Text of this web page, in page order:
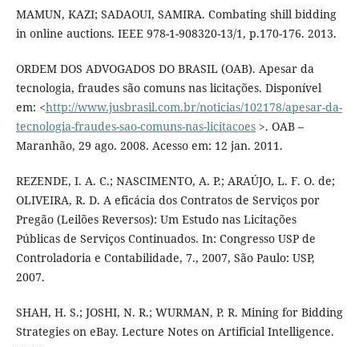
MAMUN, KAZI; SADAOUI, SAMIRA. Combating shill bidding
in online auctions. IEEE 978-1-908320-13/1, p.170-176. 2013.
ORDEM DOS ADVOGADOS DO BRASIL (OAB). Apesar da
tecnologia, fraudes são comuns nas licitações. Disponível
em: <http://www.jusbrasil.com.br/noticias/102178/apesar-da-
tecnologia-fraudes-sao-comuns-nas-licitacoes>. OAB –
Maranhão, 29 ago. 2008. Acesso em: 12 jan. 2011.
REZENDE, I. A. C.; NASCIMENTO, A. P.; ARAÚJO, L. F. O. de;
OLIVEIRA, R. D. A eficácia dos Contratos de Serviços por
Pregão (Leilões Reversos): Um Estudo nas Licitações
Públicas de Serviços Continuados. In: Congresso USP de
Controladoria e Contabilidade, 7., 2007, São Paulo: USP,
2007.
SHAH, H. S.; JOSHI, N. R.; WURMAN, P. R. Mining for Bidding
Strategies on eBay. Lecture Notes on Artificial Intelligence.